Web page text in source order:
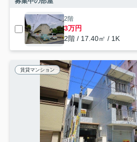
2階
3万円
2階 / 17.40㎡ / 1K
賃貸マンション